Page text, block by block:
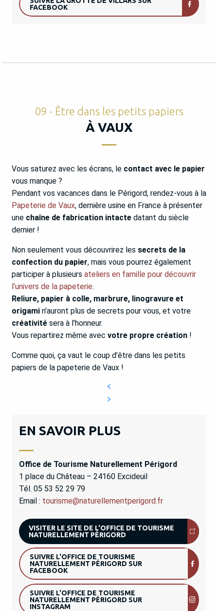
FACEBOOK
09 - Être dans les petits papiers
À VAUX
Vous saturez avec les écrans, le contact avec le papier
vous manque ?
Pendant vos vacances dans le Périgord, rendez-vous à la
Papeterie de Vaux, dernière usine en France à présenter
une chaîne de fabrication intacte datant du siècle
dernier !
Non seulement vous découvrirez les secrets de la
confection du papier, mais vous pourrez également
participer à plusieurs ateliers en famille pour découvrir
l’univers de la papeterie.
Reliure, papier à colle, marbrure, linogravure et
origami n’auront plus de secrets pour vous, et votre
créativité sera à l’honneur.
Vous repartirez même avec votre propre création !
Comme quoi, ça vaut le coup d’être dans les petits
papiers de la papeterie de Vaux !
EN SAVOIR PLUS
Office de Tourisme Naturellement Périgord
1 place du Château – 24160 Excideuil
Tél. 05 53 52 29 79
Email : tourisme@naturellementperigord.fr
VISITER LE SITE DE L'OFFICE DE TOURISME
NATURELLEMENT PÉRIGORD
SUIVRE L'OFFICE DE TOURISME
NATURELLEMENT PÉRIGORD SUR
FACEBOOK
SUIVRE L'OFFICE DE TOURISME
NATURELLEMENT PÉRIGORD SUR
INSTAGRAM